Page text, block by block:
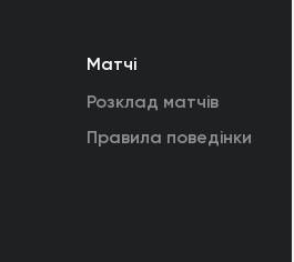
Матчі
Розклад матчів
Правила поведінки